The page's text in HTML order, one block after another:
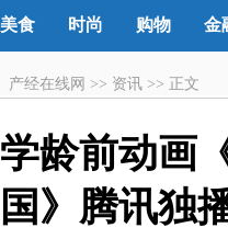
美食 时尚 购物 金
产经在线网 >> 资讯 >> 正文
学龄前动画
国》腾讯独